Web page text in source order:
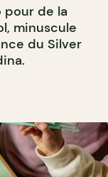
pour de la
minuscule
du Silver